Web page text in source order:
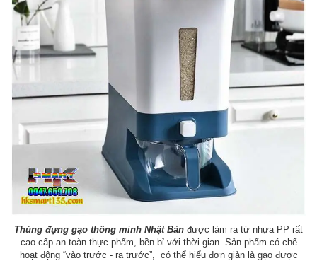
Thùng đựng gạo thông minh Nhật Bản được làm ra từ nhựa PP rất
cao cấp an toàn thực phẩm, bền bỉ với thời gian. Sản phẩm có chế
hoạt động “vào trước - ra trước”, có thể hiểu đơn giản là gạo được